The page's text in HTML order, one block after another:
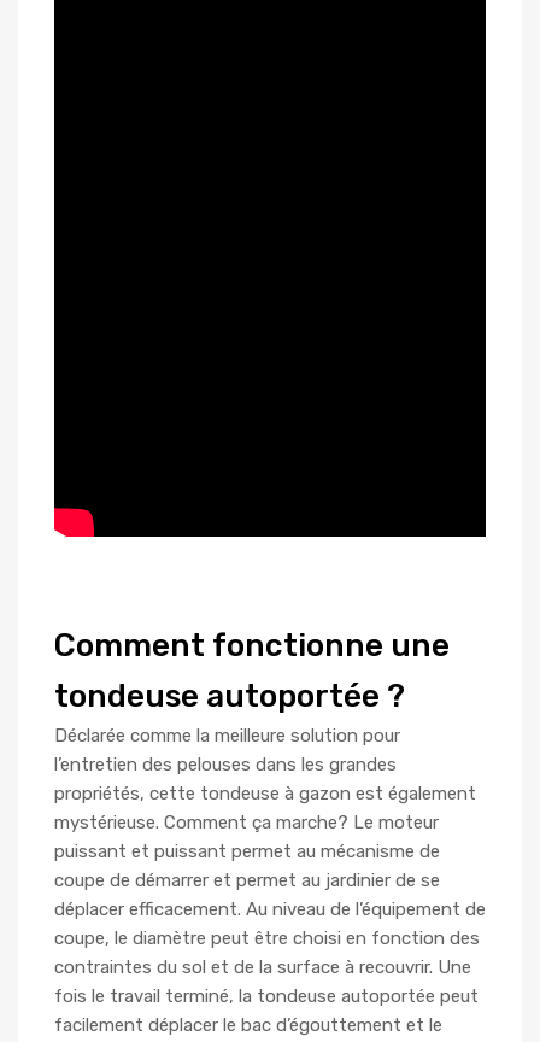
Comment fonctionne une
tondeuse autoportée ?
Déclarée comme la meilleure solution pour
l’entretien des pelouses dans les grandes
propriétés, cette tondeuse à gazon est également
mystérieuse. Comment ça marche? Le moteur
puissant et puissant permet au mécanisme de
coupe de démarrer et permet au jardinier de se
déplacer efficacement. Au niveau de l’équipement de
coupe, le diamètre peut être choisi en fonction des
contraintes du sol et de la surface à recouvrir. Une
fois le travail terminé, la tondeuse autoportée peut
facilement déplacer le bac d’égouttement et le